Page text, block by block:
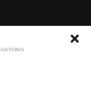
Skrá mig
og er fyrir öll þau